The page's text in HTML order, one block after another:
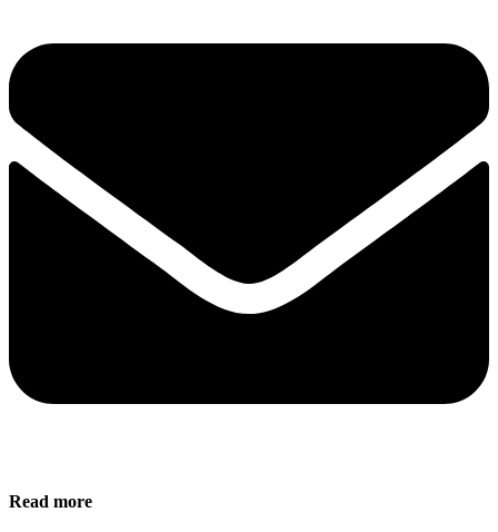
Read more